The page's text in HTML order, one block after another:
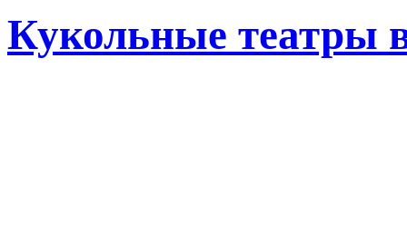
Кукольные театры